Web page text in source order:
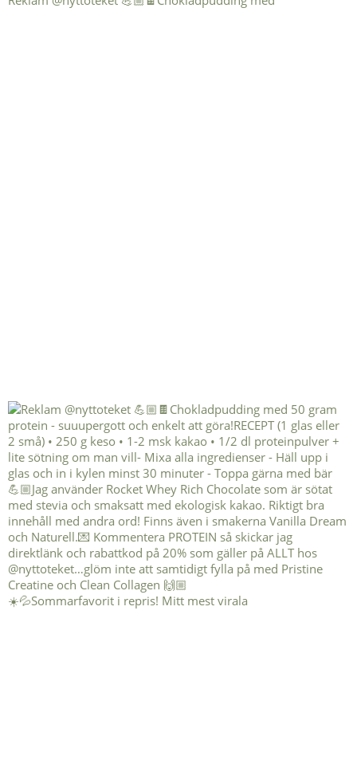
☀️💦Sommarfavorit i repris! Mitt mest virala